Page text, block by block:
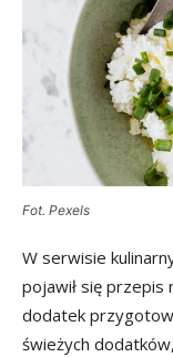
Fot. Pexels
W serwisie
pojawił się przepis
dodatek
świeżych